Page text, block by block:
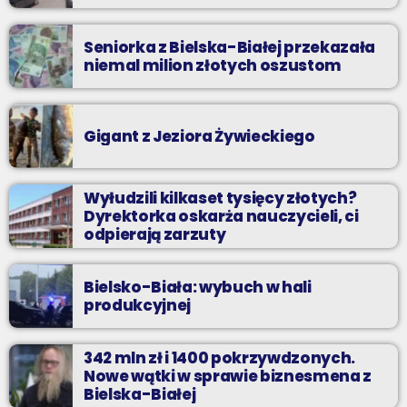
Seniorka z Bielska-Białej przekazała
niemal milion złotych oszustom
Gigant z Jeziora Żywieckiego
Wyłudzili kilkaset tysięcy złotych?
Dyrektorka oskarża nauczycieli, ci
odpierają zarzuty
Bielsko-Biała: wybuch w hali
produkcyjnej
342 mln zł i 1400 pokrzywdzonych.
Nowe wątki w sprawie biznesmena z
Bielska-Białej